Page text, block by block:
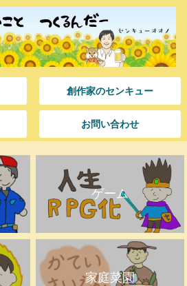
創作家のセンキュー
お問い合わせ
ゲーム
家庭菜園